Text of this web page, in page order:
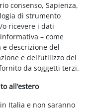
consenso, Sapienza,
di strumento
ricevere i dati
– come
e descrizione del
e dell’utilizzo del
da soggetti terzi.
all’estero
Italia e non saranno